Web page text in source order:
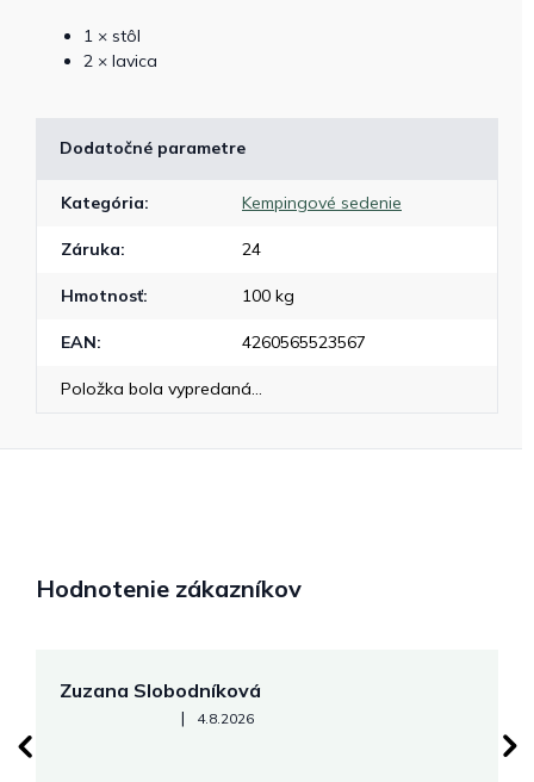
1 × stôl
2 × lavica
Dodatočné parametre
Kategória: Kempingové sedenie
Záruka: 24
Hmotnosť: 100 kg
EAN: 4260565523567
Položka bola vypredaná…
Hodnotenie zákazníkov
Zuzana Slobodníková
Hodnotenie obchodu je 5 z 5 hviezdičiek.
| 4.8.2026